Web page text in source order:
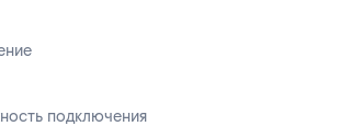
подключения